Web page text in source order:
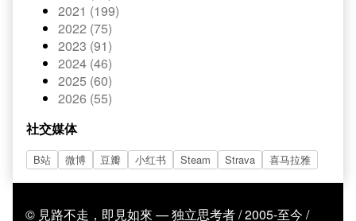
2021 (199)
2022 (75)
2023 (91)
2024 (46)
2025 (60)
2026 (55)
社交媒体
B站 微博 豆瓣 小红书 Steam Strava 喜马拉雅
© 見路不走，即見如來 — 独立思考者 / 2005-至今 /